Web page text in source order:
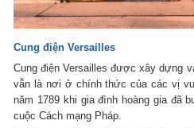
Cung điện Versailles
Cung điện Versailles được xây dựng
vẫn là nơi ở chính thức của các vị
năm 1789 khi gia đình hoàng gia đã
cuộc Cách mạng Pháp.